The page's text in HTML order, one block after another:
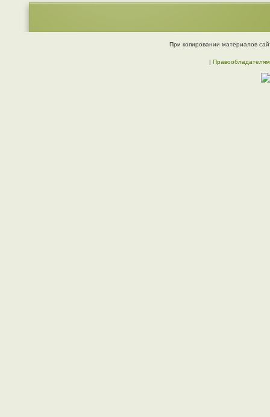
При копировании материалов
| Правообладателям